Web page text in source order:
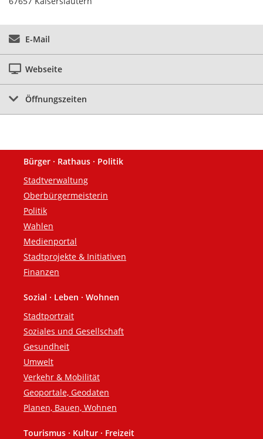
E-Mail
Webseite
Öffnungszeiten
Fußzeile
Bürger · Rathaus · Politik
Stadtverwaltung
Oberbürgermeisterin
Politik
Wahlen
Medienportal
Stadtprojekte & Initiativen
Finanzen
Sozial · Leben · Wohnen
Stadtportrait
Soziales und Gesellschaft
Gesundheit
Umwelt
Verkehr & Mobilität
Geoportale, Geodaten
Planen, Bauen, Wohnen
Tourismus · Kultur · Freizeit